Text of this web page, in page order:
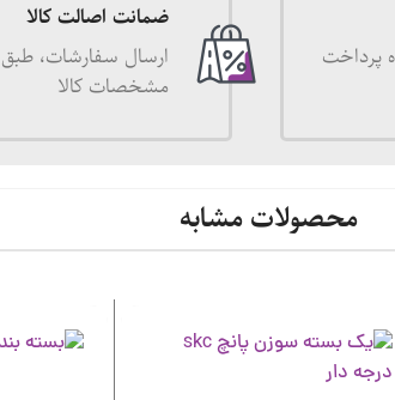
پرداخت
ضمانت اصالت کالا
ارسال سفارشات،
مشخصات کالا
محصولات مشابه